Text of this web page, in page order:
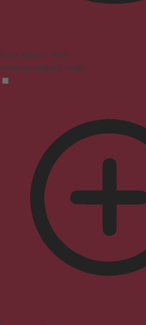
Vision Impaired Mode
Enhances website's visuals